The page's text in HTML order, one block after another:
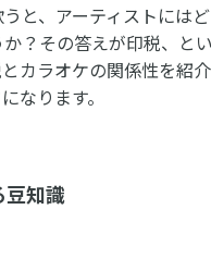
と、アーティストには
？その答えが印税、と
カラオケの関係性を紹
なります。
豆知識